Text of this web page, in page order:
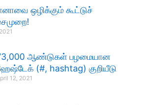
ஒழிக்கும் கூட்டுச்
ஆண்டுகள் பழமையான
(#, hashtag) குறியீடு
12, 2021